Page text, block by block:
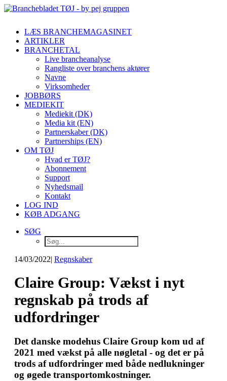
LÆS BRANCHEMAGASINET
ARTIKLER
BRANCHETAL
Live brancheanalyse
Rangliste over branchens aktører
Navne
Virksomheder
JOBBØRS
MEDIEKIT
Mediekit (DK)
Media kit (EN)
Partnerskaber (DK)
Partnerships (EN)
OM TØJ
Hvad er TØJ?
Abonnement
Support
Nyhedsmail
Kontakt
LOG IND
KØB ADGANG
SØG
14/03/2022| Regnskaber
Claire Group: Vækst i nyt
regnskab på trods af
udfordringer
Det danske modehus Claire Group kom ud af
2021 med vækst på alle nøgletal - og det er på
trods af udfordringer med både nedlukninger
og øgede transportomkostninger.